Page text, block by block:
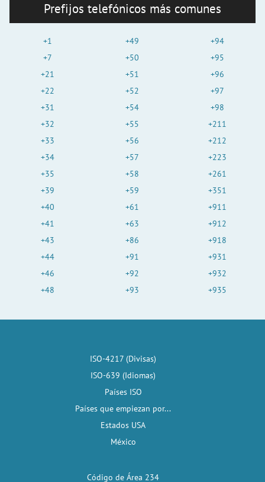
Prefijos telefónicos más comunes
+1
+7
+21
+22
+31
+32
+33
+34
+35
+39
+40
+41
+43
+44
+46
+48
+49
+50
+51
+52
+54
+55
+56
+57
+58
+59
+61
+63
+86
+91
+92
+93
+94
+95
+96
+97
+98
+211
+212
+223
+261
+351
+911
+912
+918
+931
+932
+935
ISO-4217 (Divisas)
ISO-639 (Idiomas)
Países ISO
Países que empiezan por...
Estados USA
México
Código de Área 234